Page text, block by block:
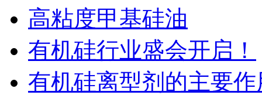
高粘度甲基硅油
有机硅行业盛会开启！
有机硅离型剂的主要作